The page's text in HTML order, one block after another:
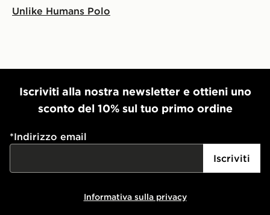
Unlike Humans Polo
Iscriviti alla nostra newsletter e ottieni uno
sconto del 10% sul tuo primo ordine
*Indirizzo email
Iscriviti
Informativa sulla privacy